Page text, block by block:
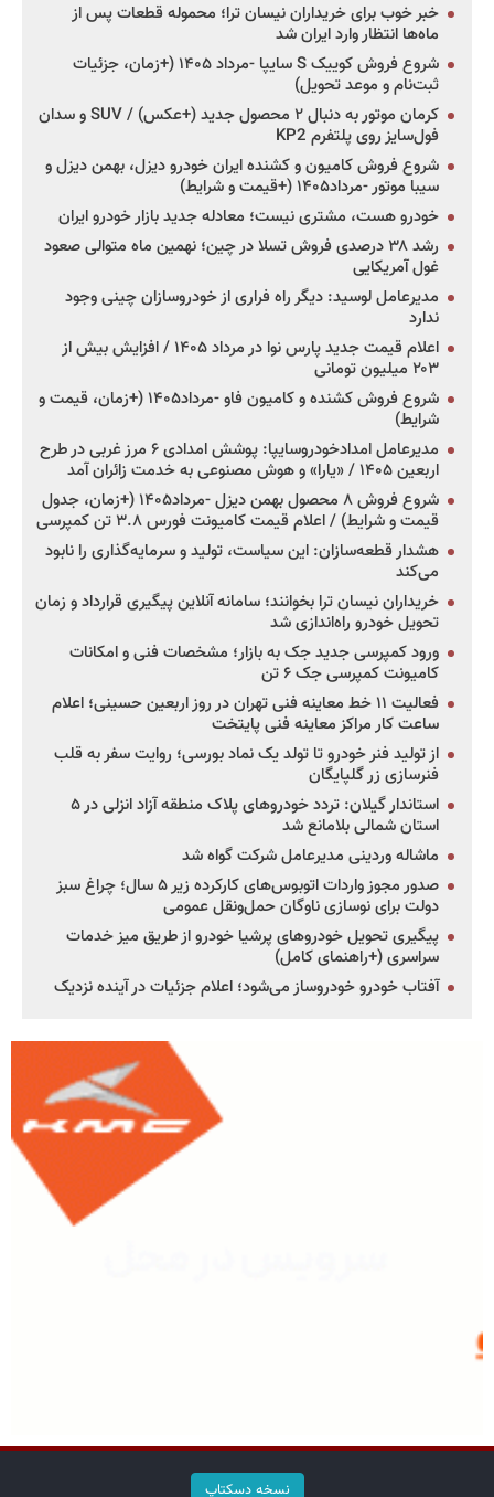
خبر خوب برای خریداران نیسان ترا؛ محموله قطعات پس از
ماه‌ها انتظار وارد ایران شد
شروع فروش کوییک S سایپا -مرداد ۱۴۰۵ (+زمان، جزئیات
ثبت‌نام و موعد تحویل)
کرمان موتور به دنبال ۲ محصول جدید (+عکس) / SUV و سدان
فول‌سایز روی پلتفرم KP2
شروع فروش کامیون و کشنده ایران خودرو دیزل، بهمن دیزل و
سیبا موتور -مرداد۱۴۰۵ (+قیمت و شرایط)
خودرو هست، مشتری نیست؛ معادله جدید بازار خودرو ایران
رشد ۳۸ درصدی فروش تسلا در چین؛ نهمین ماه متوالی صعود
غول آمریکایی
مدیرعامل لوسید: دیگر راه فراری از خودروسازان چینی وجود
ندارد
اعلام قیمت جدید پارس نوا در مرداد ۱۴۰۵ / افزایش بیش از
۲۰۳ میلیون تومانی
شروع فروش کشنده و کامیون فاو -مرداد۱۴۰۵ (+زمان، قیمت و
شرایط)
مدیرعامل امدادخودروسایپا: پوشش امدادی ۶ مرز غربی در طرح
اربعین ۱۴۰۵ / «یارا» و هوش مصنوعی به خدمت زائران آمد
شروع فروش ۸ محصول بهمن دیزل -مرداد۱۴۰۵ (+زمان، جدول
قیمت و شرایط) / اعلام قیمت کامیونت فورس ۳.۸ تن کمپرسی
هشدار قطعه‌سازان: این سیاست، تولید و سرمایه‌گذاری را نابود
می‌کند
خریداران نیسان ترا بخوانند؛ سامانه آنلاین پیگیری قرارداد و زمان
تحویل خودرو راه‌اندازی شد
ورود کمپرسی جدید جک به بازار؛ مشخصات فنی و امکانات
کامیونت کمپرسی جک ۶ تن
فعالیت ۱۱ خط معاینه فنی تهران در روز اربعین حسینی؛ اعلام
ساعت کار مراکز معاینه فنی پایتخت
از تولید فنر خودرو تا تولد یک نماد بورسی؛ روایت سفر به قلب
فنرسازی زر گلپایگان
استاندار گیلان: تردد خودروهای پلاک منطقه آزاد انزلی در ۵
استان شمالی بلامانع شد
ماشاله وردینی مدیرعامل شرکت گواه شد
صدور مجوز واردات اتوبوس‌های کارکرده زیر ۵ سال؛ چراغ سبز
دولت برای نوسازی ناوگان حمل‌ونقل عمومی
پیگیری تحویل خودروهای پرشیا خودرو از طریق میز خدمات
سراسری (+راهنمای کامل)
آفتاب خودرو خودروساز می‌شود؛ اعلام جزئیات در آینده نزدیک
نسخه دسکتاپ